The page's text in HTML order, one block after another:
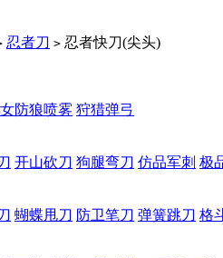
忍者刀 > 忍者快刀(尖头)
防狼喷雾 狩猎弹弓
开山砍刀 狗腿弯刀 仿品军刺 极
蝴蝶甩刀 防卫笔刀 弹簧跳刀 格